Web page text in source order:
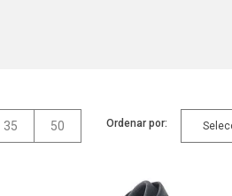
35 50 Ordenar por: